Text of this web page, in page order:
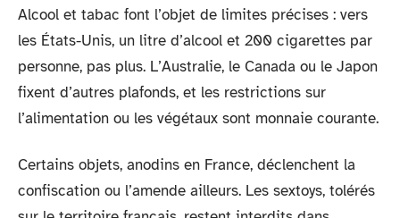
Alcool et tabac font l’objet de limites précises : vers
les États-Unis, un litre d’alcool et 200 cigarettes par
personne, pas plus. L’Australie, le Canada ou le Japon
fixent d’autres plafonds, et les restrictions sur
l’alimentation ou les végétaux sont monnaie courante.
Certains objets, anodins en France, déclenchent la
confiscation ou l’amende ailleurs. Les sextoys, tolérés